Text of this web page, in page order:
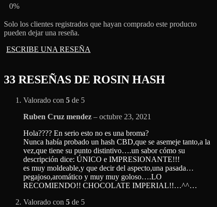
0%
Solo los clientes registrados que hayan comprado este producto
pueden dejar una reseña.
ESCRIBE UNA RESEÑA
33 RESEÑAS DE ROSIN HASH
Valorado con 5 de 5
Ruben Cruz mendez – octubre 23, 2021
Hola???? En serio esto no es una broma?
Nunca había probado un hash CBD,que se asemeje tanto,a la
vez,que tiene su punto distintivo….un sabor cómo su
descripción dice: ÚNICO e IMPRESIONANTE!!!
es muy moldeable,y que decir del aspecto,una pasada…
pegajoso,aromático y muy muy goloso….LO
RECOMIENDO!! CHOCOLATE IMPERIAL!!…^^…
Valorado con 5 de 5